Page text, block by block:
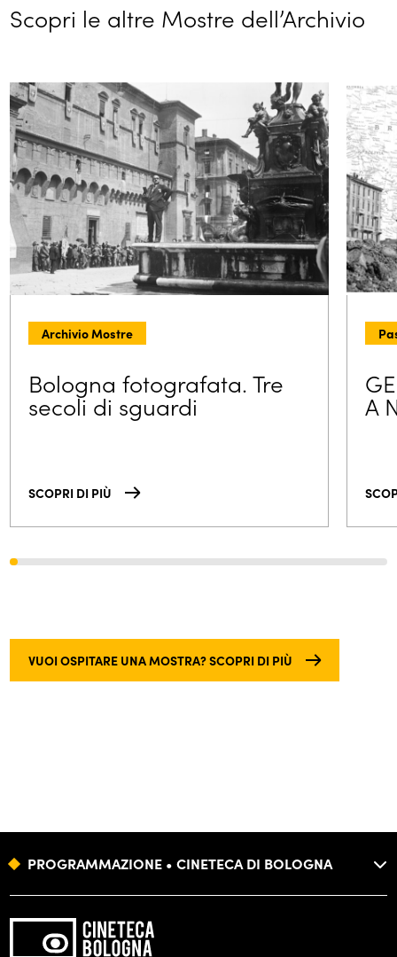
Scopri le altre Mostre dell’Archivio
Archivio Mostre
Bologna fotografata. Tre
secoli di sguardi
SCOPRI DI PIÙ
A
VUOI OSPITARE UNA MOSTRA? SCOPRI DI PIÙ
PROGRAMMAZIONE • CINETECA DI BOLOGNA
FONDAZIONE
FORMAZIONE